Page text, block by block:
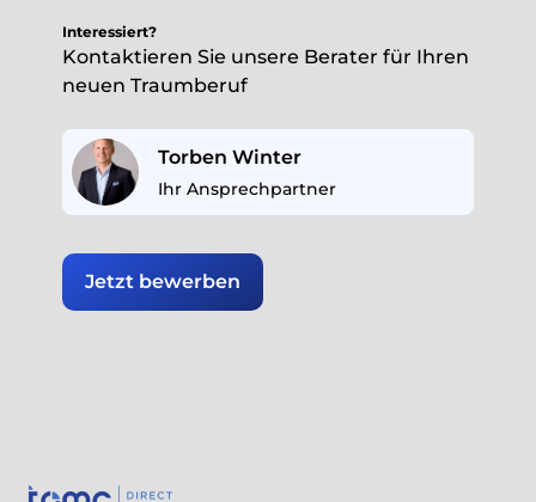
Interessiert?
Kontaktieren Sie unsere Berater für Ihren
neuen Traumberuf
Torben Winter
Ihr Ansprechpartner
Jetzt bewerben